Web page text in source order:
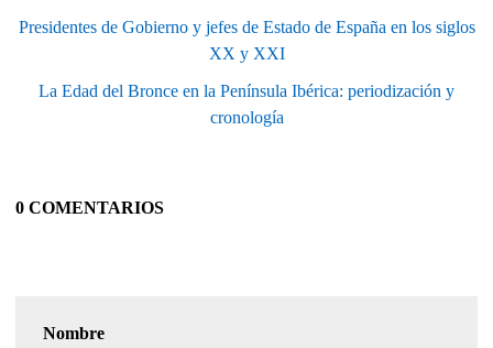
Presidentes de Gobierno y jefes de Estado de España en los siglos
XX y XXI
La Edad del Bronce en la Península Ibérica: periodización y
cronología
0 COMENTARIOS
Nombre